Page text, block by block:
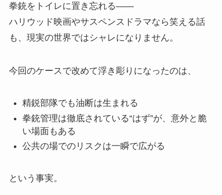
拳銃をトイレに置き忘れる――
ハリウッド映画やサスペンスドラマなら笑える話
も、現実の世界ではシャレになりません。
今回のケースで改めて浮き彫りになったのは、
精鋭部隊でも油断は生まれる
拳銃管理は徹底されている“はず”が、意外と脆
い場面もある
公共の場でのリスクは一瞬で広がる
という事実。